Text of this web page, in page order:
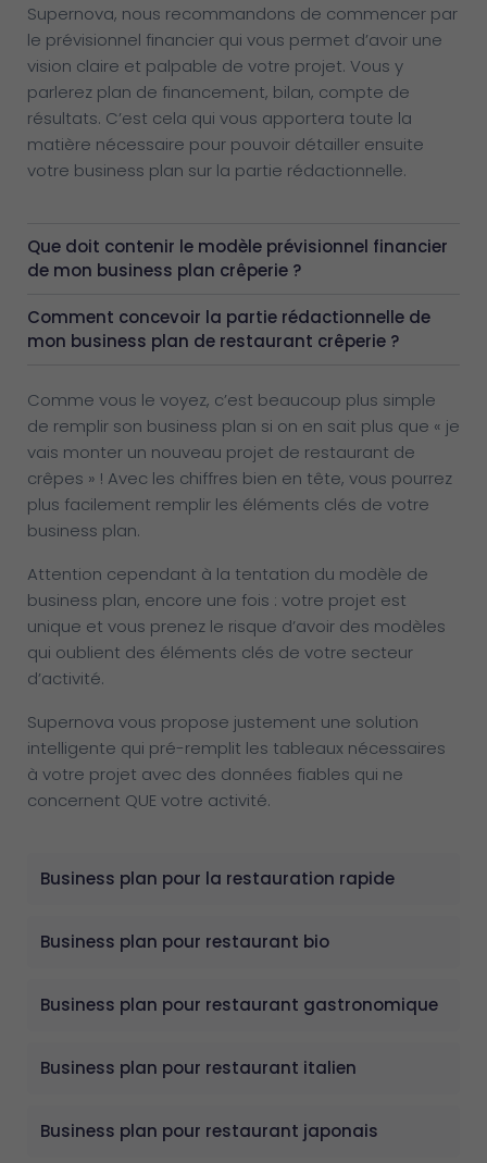
Supernova, nous recommandons de commencer par
le prévisionnel financier qui vous permet d’avoir une
vision claire et palpable de votre projet. Vous y
parlerez plan de financement, bilan, compte de
résultats. C’est cela qui vous apportera toute la
matière nécessaire pour pouvoir détailler ensuite
votre business plan sur la partie rédactionnelle.
Que doit contenir le modèle prévisionnel financier
de mon business plan crêperie ?
Comment concevoir la partie rédactionnelle de
mon business plan de restaurant crêperie ?
Comme vous le voyez, c’est beaucoup plus simple
de remplir son business plan si on en sait plus que « je
vais monter un nouveau projet de restaurant de
crêpes » ! Avec les chiffres bien en tête, vous pourrez
plus facilement remplir les éléments clés de votre
business plan.
Attention cependant à la tentation du modèle de
business plan, encore une fois : votre projet est
unique et vous prenez le risque d’avoir des modèles
qui oublient des éléments clés de votre secteur
d’activité.
Supernova vous propose justement une solution
intelligente qui pré-remplit les tableaux nécessaires
à votre projet avec des données fiables qui ne
concernent QUE votre activité.
Business plan pour la restauration rapide
Business plan pour restaurant bio
Business plan pour restaurant gastronomique
Business plan pour restaurant italien
Business plan pour restaurant japonais